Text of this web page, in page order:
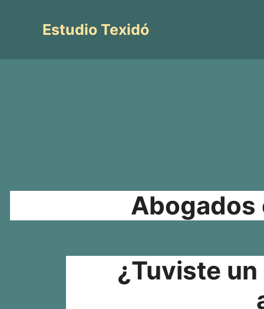
contenidoEstudio Texidó
Abogados
¿Tuviste